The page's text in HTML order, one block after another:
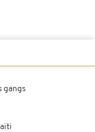
gangs